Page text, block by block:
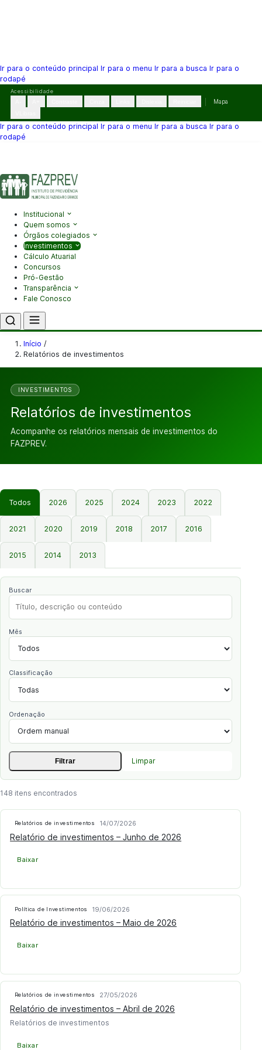
Ir para o conteúdo principal Ir para o menu Ir para a busca Ir para o
rodapé
Pular
conteúdo
Acessibilidade
Mapa
Ir para o conteúdo principal Ir para o menu Ir para a busca Ir para o
rodapé
Institucional
Quem somos
Órgãos colegiados
Investimentos
Cálculo Atuarial
Concursos
Pró-Gestão
Transparência
Fale Conosco
Início /
Relatórios de investimentos
INVESTIMENTOS
Relatórios de investimentos
Acompanhe os relatórios mensais de investimentos do
FAZPREV.
Todos 2026 2025 2024 2023 2022
2021 2020 2019 2018 2017 2016
2015 2014 2013
Buscar
Mês
Classificação
Ordenação
Filtrar Limpar
148 itens encontrados
Relatórios de investimentos 14/07/2026
Relatório de investimentos – Junho de 2026
Baixar
Política de Investimentos 19/06/2026
Relatório de investimentos – Maio de 2026
Baixar
Relatórios de investimentos 27/05/2026
Relatório de investimentos – Abril de 2026
Relatórios de investimentos
Baixar